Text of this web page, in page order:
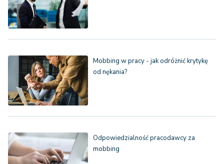
Mobbing w pracy - jak odróżnić krytykę
od nękania?
Odpowiedzialność pracodawcy za
mobbing